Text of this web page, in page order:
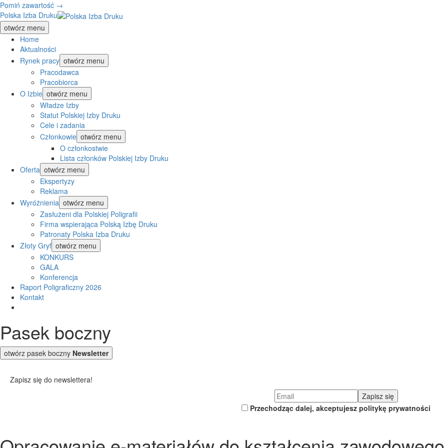
Pomiń zawartość →
Polska Izba Druku
otwórz menu
Home
Aktualności
Rynek pracy otwórz menu
Pracodawca
Pracobiorca
O Izbie otwórz menu
Władze Izby
Statut Polskiej Izby Druku
Cele i zadania
Członkowie otwórz menu
O członkostwie
Lista członków Polskiej Izby Druku
Oferta otwórz menu
Ekspertyzy
Reklama
Wyróżnienia otwórz menu
Zasłużeni dla Polskiej Poligrafii
Firma wspierająca Polską Izbę Druku
Patronaty Polska Izba Druku
Złoty Gryf otwórz menu
KONKURS
GALA
Konferencja
Raport Poligraficzny 2026
Kontakt
Pasek boczny
otwórz pasek boczny Newsletter
Zapisz się do newslettera!
Przechodząc dalej, akceptujesz politykę prywatności